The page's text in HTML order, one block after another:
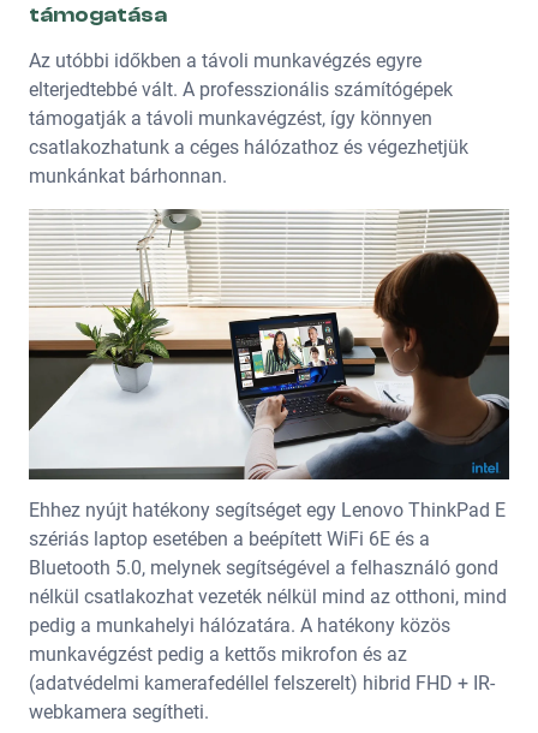
támogatása
Az utóbbi időkben a távoli munkavégzés egyre
elterjedtebbé vált. A professzionális számítógépek
támogatják a távoli munkavégzést, így könnyen
csatlakozhatunk a céges hálózathoz és végezhetjük
munkánkat bárhonnan.
Ehhez nyújt hatékony segítséget egy Lenovo ThinkPad E
szériás laptop esetében a beépített WiFi 6E és a
Bluetooth 5.0, melynek segítségével a felhasználó gond
nélkül csatlakozhat vezeték nélkül mind az otthoni, mind
pedig a munkahelyi hálózatára. A hatékony közös
munkavégzést pedig a kettős mikrofon és az
(adatvédelmi kamerafedéllel felszerelt) hibrid FHD + IR-
webkamera segítheti.